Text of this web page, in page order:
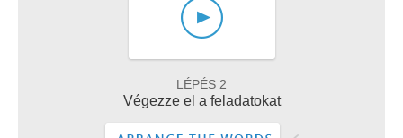
LÉPÉS 2
Végezze el a feladatokat